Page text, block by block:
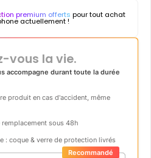
premium offerts pour tout achat
actuellement !
vous la vie.
accompagne durant toute la durée
produit en cas d'accident, même
sous 48h
: coque & verre de protection livrés
Recommandé